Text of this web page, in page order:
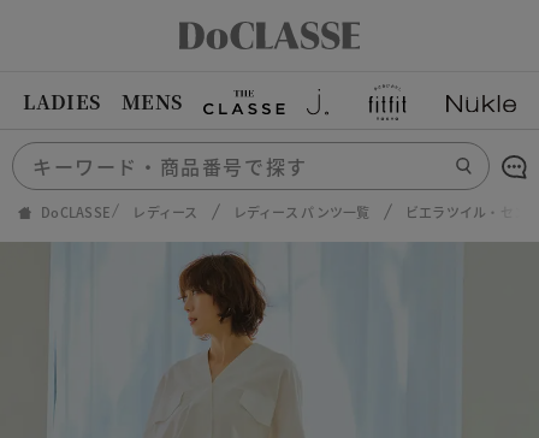
LADIES MENS
DoCLASSE レディース レディース パンツ一覧 ビエラツイル・セン